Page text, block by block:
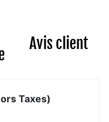
Avis client
Taxes)